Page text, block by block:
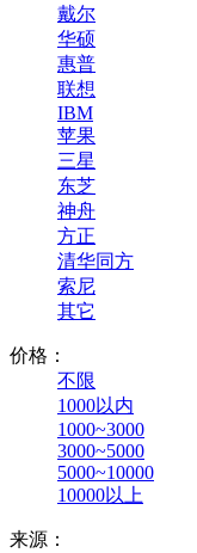
戴尔
华硕
惠普
联想
IBM
苹果
三星
东芝
神舟
方正
清华同方
索尼
其它
价格：
不限
1000以内
1000~3000
3000~5000
5000~10000
10000以上
来源：